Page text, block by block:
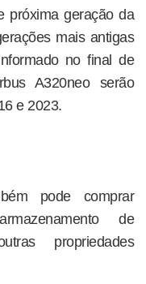
próxima geração da
mais antigas
no final de
A320neo serão
e 2023.
pode comprar
de
propriedades